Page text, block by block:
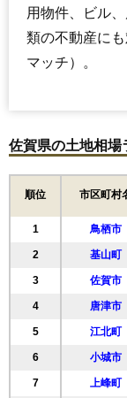
用物件、ビル
類の不動産に
マッチ）。
佐賀県の土地相場
順位 市区町村
1 鳥栖市
2 基山町
3 佐賀市
4 唐津市
5 江北町
6 小城市
7 上峰町